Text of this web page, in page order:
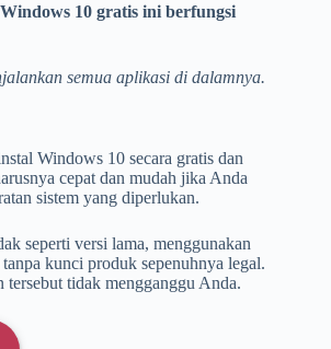
10 gratis ini berfungsi
semua aplikasi di dalamnya.
Windows 10 secara gratis dan
cepat dan mudah jika Anda
sistem yang diperlukan.
seperti versi lama, menggunakan
kunci produk sepenuhnya legal.
tersebut tidak mengganggu Anda.